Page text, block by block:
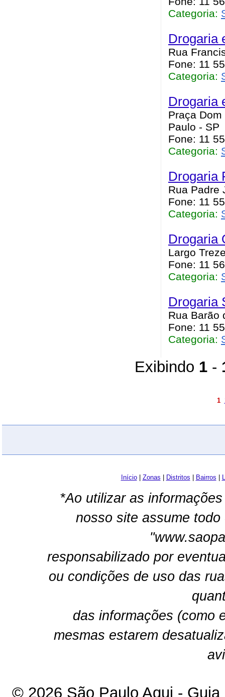
Categoria:
Drogaria
Rua
Fone: 11
Categoria:
Drogaria
Praça
Paulo - SP
Fone: 11
Categoria:
Drogaria
Rua Padre
Fone: 11
Categoria:
Drogaria
Largo
Fone: 11
Categoria:
Drogaria
Rua Barão
Fone: 11
Categoria:
Exibindo 1-
1
Início| Zonas Distritos Bairros
*Ao utilizar as
nosso site assume
responsabilizado por
ou condições de uso das
das informações (como
mesmas estarem
© 2026 São Paulo Aqui -